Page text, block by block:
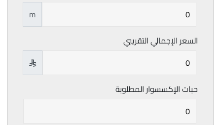
m
السعر الإجمالي التقريبي

حبات الإكسسوار المطلوبة